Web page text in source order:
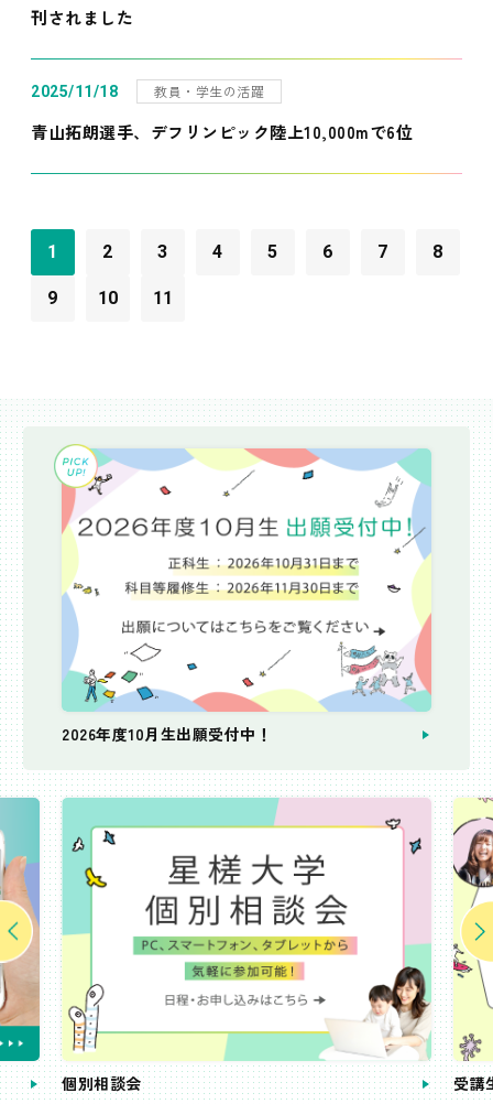
刊されました
2025/11/18 教員・学生の活躍
青山拓朗選手、デフリンピック陸上10,000mで6位
1 2 3 4 5 6 7 8
9 10 11
2026年度10月生出願受付中！
個別相談会 受講